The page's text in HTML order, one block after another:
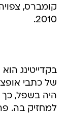
קומברס,
2010.
בקדייטינג
של כתבי
היה בשפל, כך
למחזיק בה.